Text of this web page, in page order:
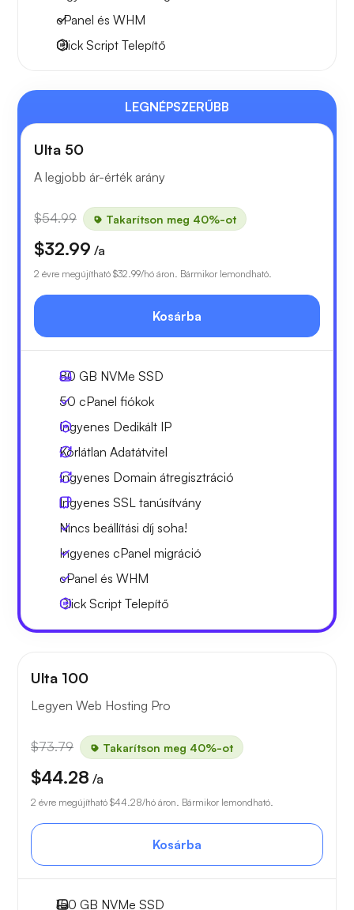
cPanel és WHM
Click Script Telepítő
LEGNÉPSZERŰBB
Ulta 50
A legjobb ár-érték arány
$54.99 Takarítson meg 40%-ot
$32.99 /a
2 évre megújítható $32.99/hó áron. Bármikor lemondható.
Kosárba
80 GB NVMe SSD
50 cPanel fiókok
Ingyenes Dedikált IP
Korlátlan Adatátvitel
Ingyenes Domain átregisztráció
Ingyenes SSL tanúsítvány
Nincs beállítási díj soha!
Ingyenes cPanel migráció
cPanel és WHM
Click Script Telepítő
Ulta 100
Legyen Web Hosting Pro
$73.79 Takarítson meg 40%-ot
$44.28 /a
2 évre megújítható $44.28/hó áron. Bármikor lemondható.
Kosárba
150 GB NVMe SSD